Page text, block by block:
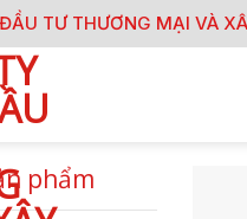
TƯ THƯƠNG MẠI VÀ
phẩm